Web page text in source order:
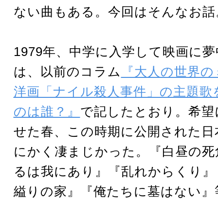
ない曲もある。今回はそんなお話
1979年、中学に入学して映画に
は、以前のコラム
『大人の世界
洋画「ナイル殺人事件」の主題
のは誰？』 で記したとおり。希
せた春、この時期に公開された
にかく凄まじかった。『白昼の
るは我にあり』『乱れからくり
縊りの家』『俺たちに墓はない